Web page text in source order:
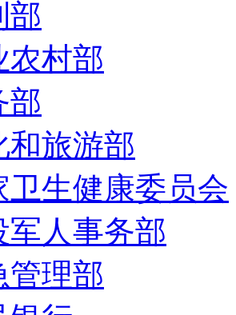
部
农村部
部
和旅游部
卫生健康委员会
军人事务部
管理部